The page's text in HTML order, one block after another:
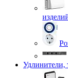
Удлинители,